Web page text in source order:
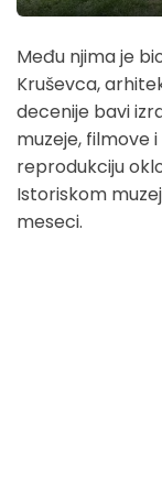
Među njima je
Kruševca,
decenije bavi
muzeje, filmove
reprodukciju
Istoriskom
meseci.